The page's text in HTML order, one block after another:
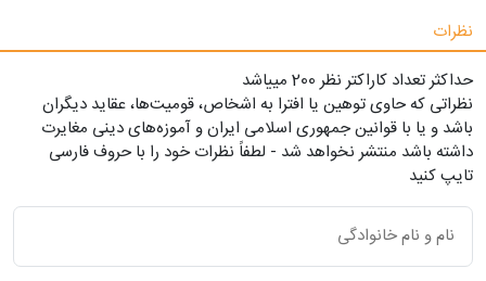
نظرات
حداکثر تعداد کاراکتر نظر 200 ميياشد
نظراتی که حاوی توهین یا افترا به اشخاص، قومیت‌ها، عقاید دیگران
باشد و یا با قوانین جمهوری اسلامی ایران و آموزه‌های دینی مغایرت
داشته باشد منتشر نخواهد شد - لطفاً نظرات خود را با حروف فارسی
تایپ کنید